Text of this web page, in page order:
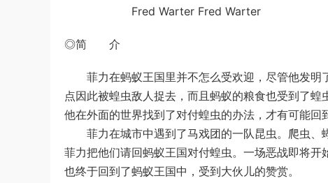
Fred Warter Fred Warter
◎简 介
菲力在蚂蚁王国里并不怎么受欢迎，尽管他发明
点因此被蝗虫敌人捉去，而且蚂蚁的粮食也受到了
他在外面的世界找到了对付蝗虫的办法，才有可能回
菲力在城市中遇到了马戏团的一队昆虫。爬虫、
菲力把他们请回蚂蚁王国对付蝗虫。一场恶战即将
也终于回到了蚂蚁王国中，受到大伙儿的赞赏。